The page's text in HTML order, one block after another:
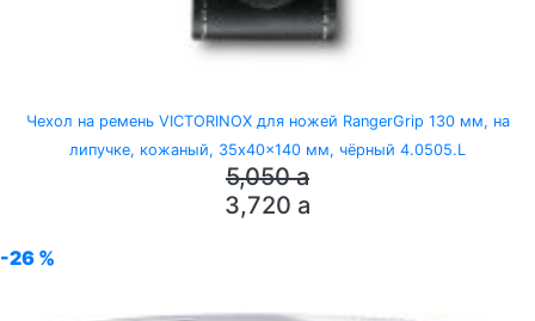
Чехол на ремень VICTORINOX для ножей RangerGrip 130 мм, на
липучке, кожаный, 35x40x140 мм, чёрный 4.0505.L
5,050a
3,720 a
-26 %